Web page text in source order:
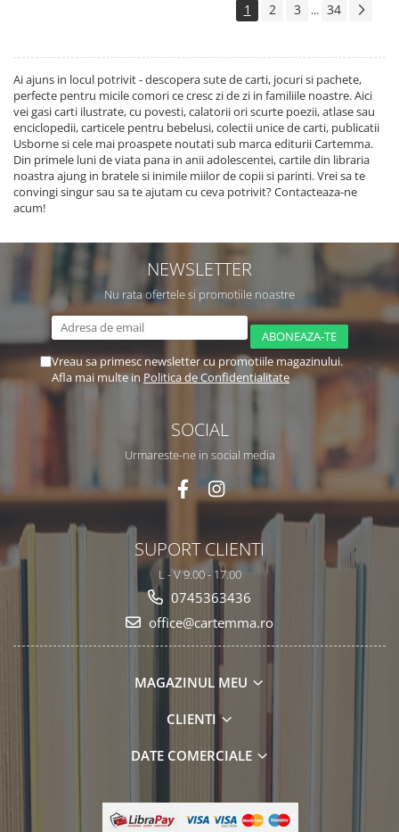
1 2 3 ... 34
Ai ajuns in locul potrivit - descopera sute de carti, jocuri si pachete,
perfecte pentru micile comori ce cresc zi de zi in familiile noastre. Aici
vei gasi carti ilustrate, cu povesti, calatorii ori scurte poezii, atlase sau
enciclopedii, carticele pentru bebelusi, colectii unice de carti, publicatii
Usborne si cele mai proaspete noutati sub marca editurii Cartemma.
Din primele luni de viata pana in anii adolescentei, cartile din libraria
noastra ajung in bratele si inimile miilor de copii si parinti. Vrei sa te
convingi singur sau sa te ajutam cu ceva potrivit? Contacteaza-ne
acum!
NEWSLETTER
Nu rata ofertele si promotiile noastre
Vreau sa primesc newsletter cu promotiile magazinului.
Afla mai multe in Politica de Confidentialitate
SOCIAL
Urmareste-ne in social media
SUPORT CLIENTI
L - V 9.00 - 17.00
0745363436
office@cartemma.ro
MAGAZINUL MEU
CLIENTI
DATE COMERCIALE